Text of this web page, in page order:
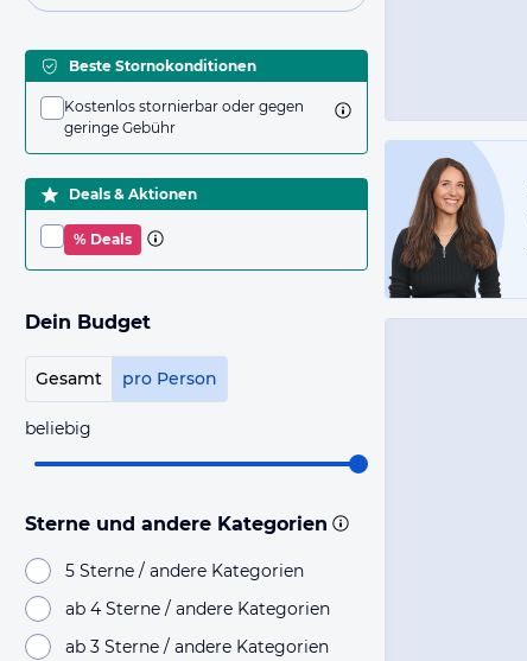
Beste Stornokonditionen
Kostenlos stornierbar oder gegen
geringe Gebühr
Deals & Aktionen
% Deals
Dein Budget
Gesamt pro Person
beliebig
Sterne und andere Kategorien
5 Sterne / andere Kategorien
ab 4 Sterne / andere Kategorien
ab 3 Sterne / andere Kategorien